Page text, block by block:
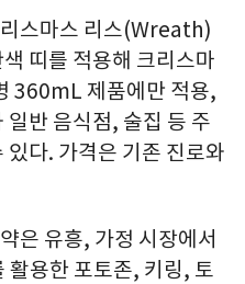
스마스 리스(Wreath)
띠를 적용해 크리스마
360mL 제품에만 적용,
반 음식점, 술집 등 주
있다. 가격은 기존 진로와
은 유흥, 가정 시장에서
활용한 포토존, 키링, 토